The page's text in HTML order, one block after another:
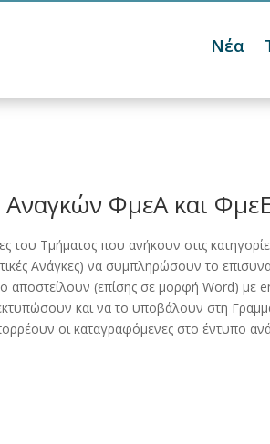
Νέα
ΦμεΑ και
του Τμήματος που ανήκουν στις
Ανάγκες) να συμπληρώσουν το
αποστείλουν (επίσης σε μορφή Word) με
και να το υποβάλουν στη
οι καταγραφόμενες στο έντυπο